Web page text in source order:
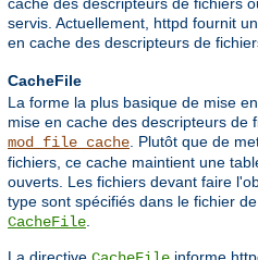
servis. Actuellement, httpd fournit
en cache des descripteurs de
CacheFile
La forme la plus basique de mise
mise en cache des descripteurs de
mod_file_cache . Plutôt que de
fichiers, ce cache maintient une
ouverts. Les fichiers devant faire
type sont spécifiés dans le fichier
CacheFile
La directive informe